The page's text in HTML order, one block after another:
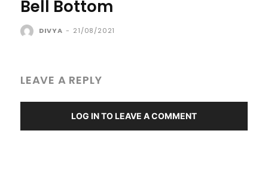
Bell Bottom
DIVYA - 21/08/2021
LEAVE A REPLY
LOG IN TO LEAVE A COMMENT